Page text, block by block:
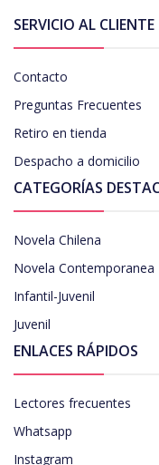
SERVICIO AL CLIENTE
Contacto
Preguntas Frecuentes
Retiro en tienda
Despacho a domicilio
CATEGORÍAS
Novela Chilena
Novela Contemporanea
Infantil-Juvenil
Juvenil
ENLACES RÁPIDOS
Lectores frecuentes
Whatsapp
Instagram